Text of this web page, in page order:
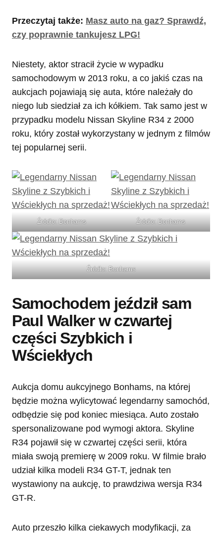
Przeczytaj także: Masz auto na gaz? Sprawdź,
czy poprawnie tankujesz LPG!
Niestety, aktor stracił życie w wypadku
samochodowym w 2013 roku, a co jakiś czas na
aukcjach pojawiają się auta, które należały do
niego lub siedział za ich kółkiem. Tak samo jest w
przypadku modelu Nissan Skyline R34 z 2000
roku, który został wykorzystany w jednym z filmów
tej popularnej serii.
Źródło: Bonhams Źródło: Bonhams
Źródło: Bonhams
Samochodem jeździł sam
Paul Walker w czwartej
części Szybkich i
Wściekłych
Aukcja domu aukcyjnego Bonhams, na której
będzie można wylicytować legendarny samochód,
odbędzie się pod koniec miesiąca. Auto zostało
spersonalizowane pod wymogi aktora. Skyline
R34 pojawił się w czwartej części serii, która
miała swoją premierę w 2009 roku. W filmie brało
udział kilka modeli R34 GT-T, jednak ten
wystawiony na aukcję, to prawdziwa wersja R34
GT-R.
Auto przeszło kilka ciekawych modyfikacji, za